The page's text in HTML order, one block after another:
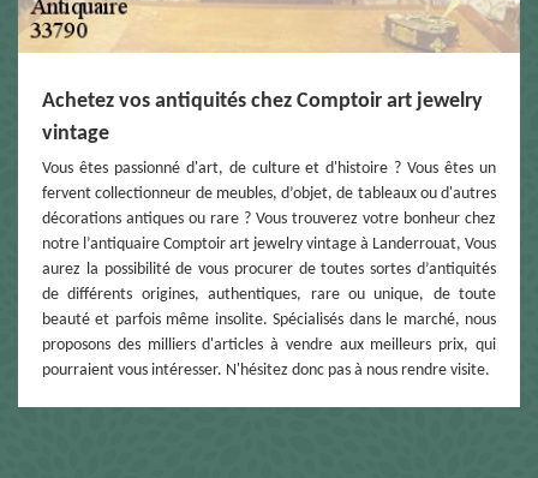
Achetez vos antiquités chez Comptoir art jewelry
vintage
Vous êtes passionné d'art, de culture et d'histoire ? Vous êtes un
fervent collectionneur de meubles, d’objet, de tableaux ou d'autres
décorations antiques ou rare ? Vous trouverez votre bonheur chez
notre l’antiquaire Comptoir art jewelry vintage à Landerrouat, Vous
aurez la possibilité de vous procurer de toutes sortes d’antiquités
de différents origines, authentiques, rare ou unique, de toute
beauté et parfois même insolite. Spécialisés dans le marché, nous
proposons des milliers d'articles à vendre aux meilleurs prix, qui
pourraient vous intéresser. N'hésitez donc pas à nous rendre visite.